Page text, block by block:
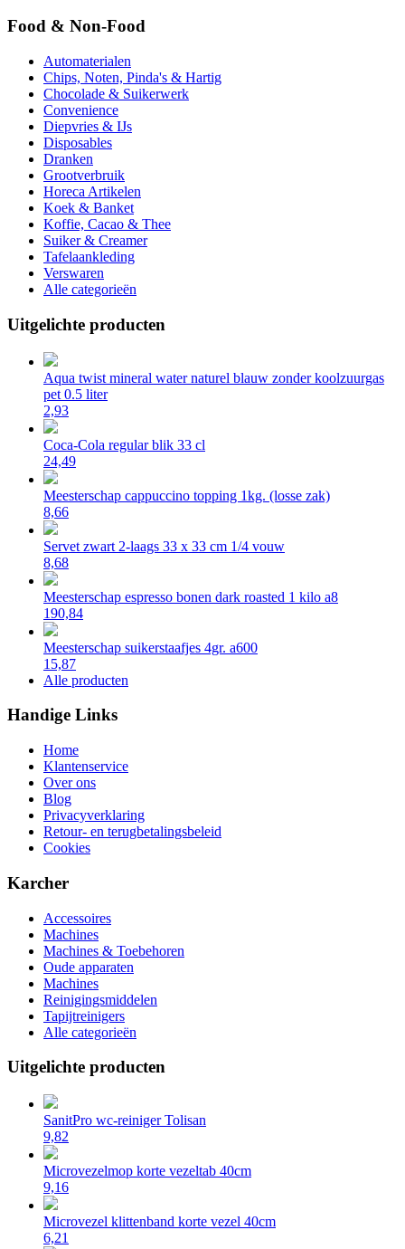
Food & Non-Food
Automaterialen
Chips, Noten, Pinda's & Hartig
Chocolade & Suikerwerk
Convenience
Diepvries & IJs
Disposables
Dranken
Grootverbruik
Horeca Artikelen
Koek & Banket
Koffie, Cacao & Thee
Suiker & Creamer
Tafelaankleding
Verswaren
Alle categorieën
Uitgelichte producten
Aqua twist mineral water naturel blauw zonder koolzuurgas
pet 0.5 liter
2,93
Coca-Cola regular blik 33 cl
24,49
Meesterschap cappuccino topping 1kg. (losse zak)
8,66
Servet zwart 2-laags 33 x 33 cm 1/4 vouw
8,68
Meesterschap espresso bonen dark roasted 1 kilo a8
190,84
Meesterschap suikerstaafjes 4gr. a600
15,87
Alle producten
Handige Links
Home
Klantenservice
Over ons
Blog
Privacyverklaring
Retour- en terugbetalingsbeleid
Cookies
Karcher
Accessoires
Machines
Machines & Toebehoren
Oude apparaten
Machines
Reinigingsmiddelen
Tapijtreinigers
Alle categorieën
Uitgelichte producten
SanitPro wc-reiniger Tolisan
9,82
Microvezelmop korte vezeltab 40cm
9,16
Microvezel klittenband korte vezel 40cm
6,21